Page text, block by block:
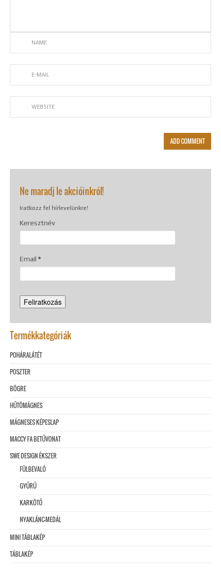
Ne maradj le akcióinkról!
Iratkozz fel hírlevelünkre!
Keresztnév
Email *
Termékkategóriák
POHÁRALÁTÉT
POSZTER
BÖGRE
HŰTÖMÁGNES
MÁGNESES KÉPESLAP
MACCY FA BETŰVONAT
SWE DESIGN ÉKSZER
FÜLBEVALÓ
GYŰRŰ
KARKÖTŐ
NYAKLÁNC-MEDÁL
MINI TÁBLAKÉP
TÁBLAKÉP